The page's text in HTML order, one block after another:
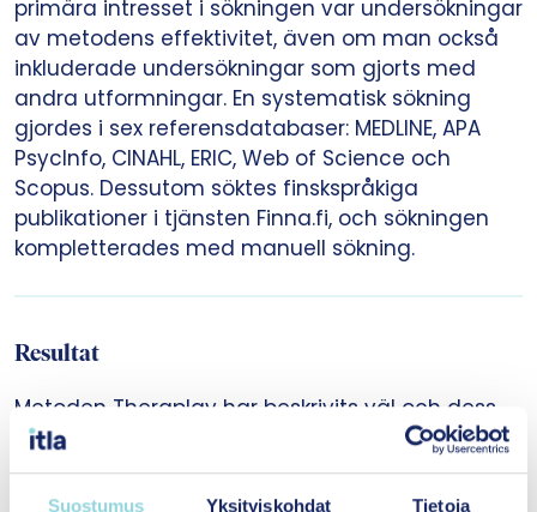
Suostumus Yksityiskohdat Tietoja
primära intresset i sökningen var undersökningar
av metodens effektivitet, även om man också
inkluderade undersökningar som gjorts med
andra utformningar. En systematisk sökning
gjordes i sex referensdatabaser: MEDLINE, APA
PsycInfo, CINAHL, ERIC, Web of Science och
Scopus. Dessutom söktes finskspråkiga
publikationer i tjänsten Finna.fi, och sökningen
kompletterades med manuell sökning.
Resultat
Metoden Theraplay har beskrivits väl och dess
verkningsmekanismer bygger på
anknytningsteori. Stödet för införande i Finland
är på en mycket god nivå: utbildnings- och